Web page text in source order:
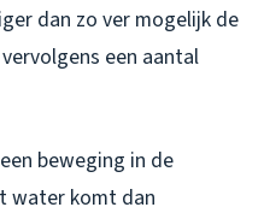
dan zo ver mogelijk de
een aantal
beweging in de
water komt dan